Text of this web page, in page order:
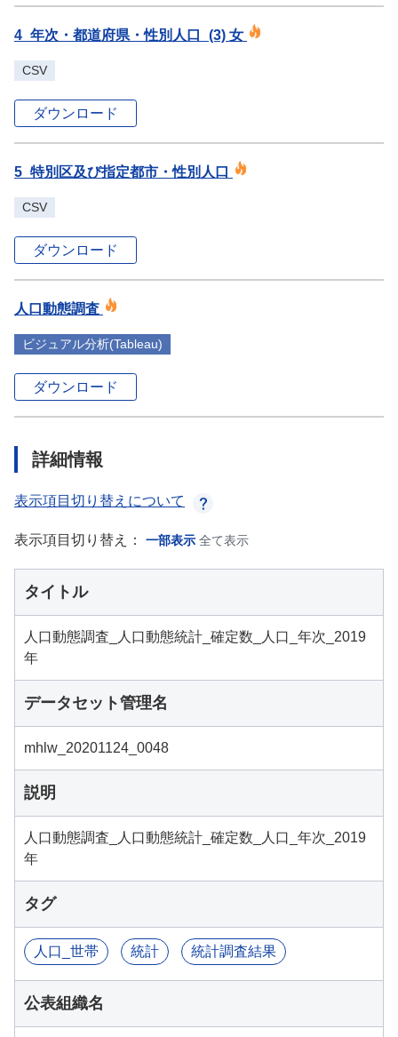
4_年次・都道府県・性別人口_(3) 女
CSV
ダウンロード
5_特別区及び指定都市・性別人口
CSV
ダウンロード
人口動態調査
ビジュアル分析(Tableau)
ダウンロード
詳細情報
表示項目切り替えについて
表示項目切り替え： 一部表示 全て表示
タイトル
人口動態調査_人口動態統計_確定数_人口_年次_2019
年
データセット管理名
mhlw_20201124_0048
説明
人口動態調査_人口動態統計_確定数_人口_年次_2019
年
タグ
人口_世帯 統計 統計調査結果
公表組織名